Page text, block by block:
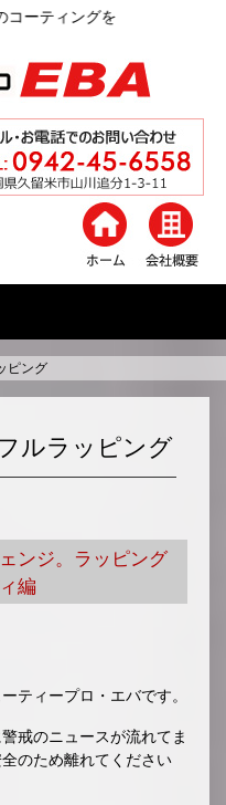
ピング
ルラッピング
ンジ。ラッピング
編
ティープロ・エバです。
戒のニュースが流れてま
のため離れてください